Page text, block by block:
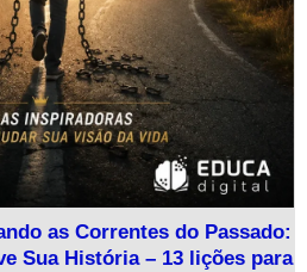
as Correntes do Passado:
Sua História – 13 lições para